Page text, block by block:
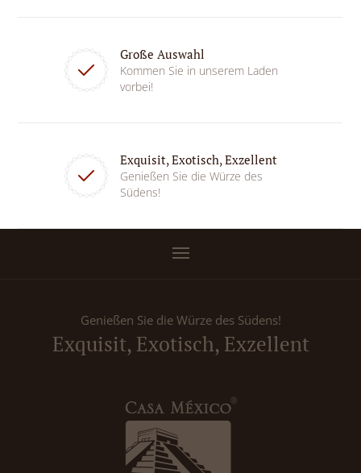
Große Auswahl
Kommen Sie in unserem Laden
vorbei!
Exquisit, Exotisch, Exzellent
Genießen Sie die Würze des
Südens!
Genießen Sie die Würze des Südens!
Exquisit, Exotisch, Exzellent